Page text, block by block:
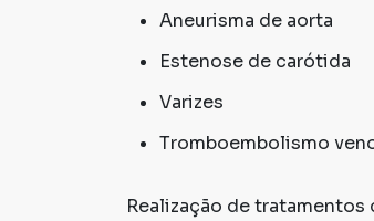
Aneurisma de aorta
Estenose de carótida
Varizes
Tromboembolismo
Realização de